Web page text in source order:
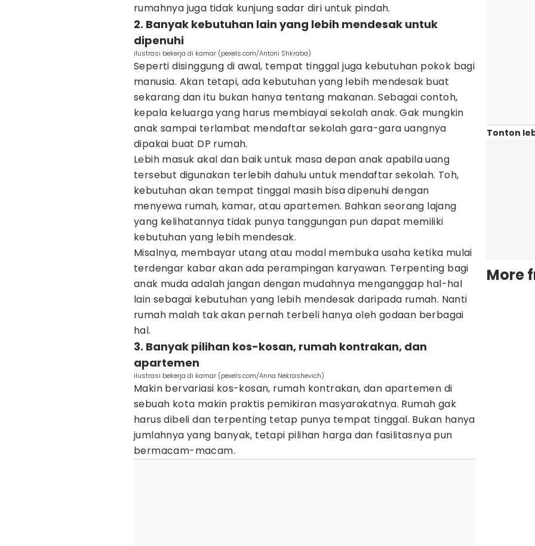
rumahnya juga tidak kunjung sadar diri untuk pindah.
2. Banyak kebutuhan lain yang lebih mendesak untuk
dipenuhi
ilustrasi bekerja di kamar (pexels.com/Antoni Shkraba)
Seperti disinggung di awal, tempat tinggal juga kebutuhan pokok bagi
manusia. Akan tetapi, ada kebutuhan yang lebih mendesak buat
sekarang dan itu bukan hanya tentang makanan. Sebagai contoh,
kepala keluarga yang harus membiayai sekolah anak. Gak mungkin
anak sampai terlambat mendaftar sekolah gara-gara uangnya
dipakai buat DP rumah.
Lebih masuk akal dan baik untuk masa depan anak apabila uang
tersebut digunakan terlebih dahulu untuk mendaftar sekolah. Toh,
kebutuhan akan tempat tinggal masih bisa dipenuhi dengan
menyewa rumah, kamar, atau apartemen. Bahkan seorang lajang
yang kelihatannya tidak punya tanggungan pun dapat memiliki
kebutuhan yang lebih mendesak.
Misalnya, membayar utang atau modal membuka usaha ketika mulai
terdengar kabar akan ada perampingan karyawan. Terpenting bagi
anak muda adalah jangan dengan mudahnya menganggap hal-hal
lain sebagai kebutuhan yang lebih mendesak daripada rumah. Nanti
rumah malah tak akan pernah terbeli hanya oleh godaan berbagai
hal.
3. Banyak pilihan kos-kosan, rumah kontrakan, dan
apartemen
ilustrasi bekerja di kamar (pexels.com/Anna Nekrashevich)
Makin bervariasi kos-kosan, rumah kontrakan, dan apartemen di
sebuah kota makin praktis pemikiran masyarakatnya. Rumah gak
harus dibeli dan terpenting tetap punya tempat tinggal. Bukan hanya
jumlahnya yang banyak, tetapi pilihan harga dan fasilitasnya pun
bermacam-macam.
Tonton
More